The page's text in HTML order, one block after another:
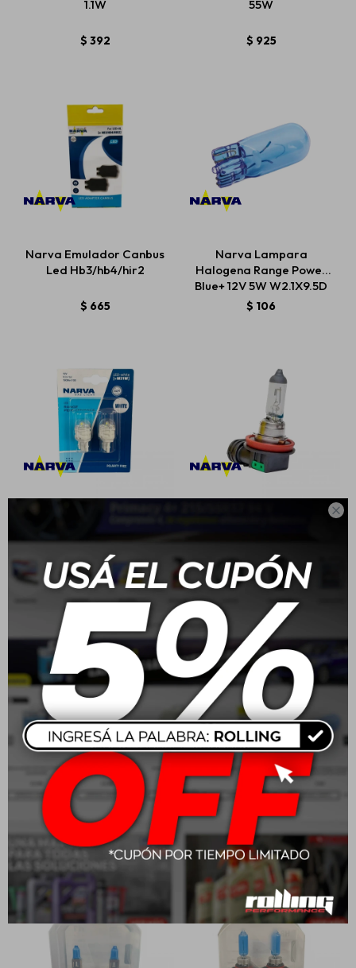

1.1W
$ 392
55W
$ 925
Narva Emulador Canbus
Led Hb3/hb4/hir2
$ 665
Narva Lampara
Halogena Range Power
Blue+ 12V 5W W2.1X9.5D
$ 106
$654
PGJ19-2 12V 55W
$659
Narva Simil Xenon H3 12V
Narva Simil Xenon HB4
(9006) 12V 55W
990